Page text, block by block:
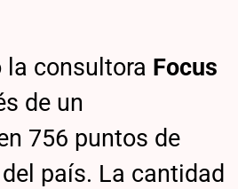
consultora Focus
de un
756 puntos de
país. La cantidad